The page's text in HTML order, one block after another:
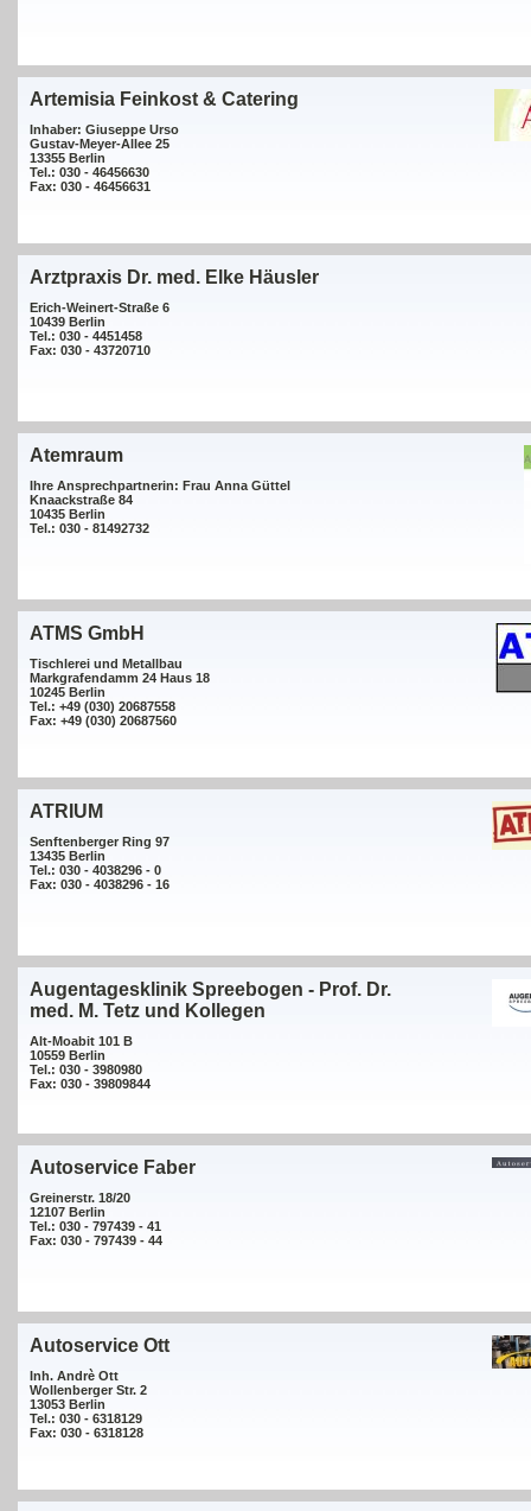
Artemisia Feinkost & Catering
Inhaber: Giuseppe Urso
Gustav-Meyer-Allee 25
13355 Berlin
Tel.: 030 - 46456630
Fax: 030 - 46456631
Arztpraxis Dr. med. Elke Häusler
Erich-Weinert-Straße 6
10439 Berlin
Tel.: 030 - 4451458
Fax: 030 - 43720710
Atemraum
Ihre Ansprechpartnerin: Frau Anna Güttel
Knaackstraße 84
10435 Berlin
Tel.: 030 - 81492732
ATMS GmbH
Tischlerei und Metallbau
Markgrafendamm 24 Haus 18
10245 Berlin
Tel.: +49 (030) 20687558
Fax: +49 (030) 20687560
ATRIUM
Senftenberger Ring 97
13435 Berlin
Tel.: 030 - 4038296 - 0
Fax: 030 - 4038296 - 16
Augentagesklinik Spreebogen - Prof. Dr.
med. M. Tetz und Kollegen
Alt-Moabit 101 B
10559 Berlin
Tel.: 030 - 3980980
Fax: 030 - 39809844
Autoservice Faber
Greinerstr. 18/20
12107 Berlin
Tel.: 030 - 797439 - 41
Fax: 030 - 797439 - 44
Autoservice Ott
Inh. Andrè Ott
Wollenberger Str. 2
13053 Berlin
Tel.: 030 - 6318129
Fax: 030 - 6318128